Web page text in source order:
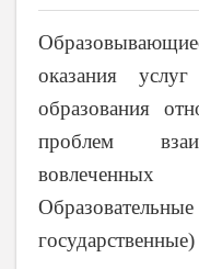
оказания
образования
проблем